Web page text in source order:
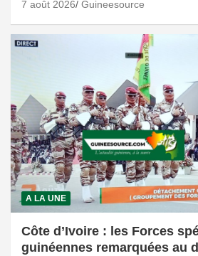
7 août 2026 Guineesource
A LA UNE
Côte d’Ivoire : les Forces
guinéennes remarquées au